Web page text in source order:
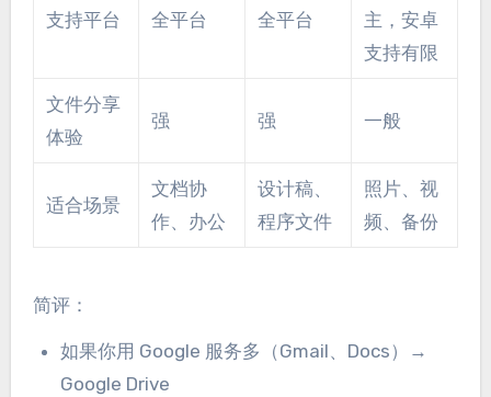
支持平台 全平台 全平台
主，安卓
支持有限
文件分享
体验
强 强 一般
适合场景
文档协
作、办公
设计稿、
程序文件
照片、视
频、备份
简评：
如果你用 Google 服务多（Gmail、Docs）→
Google Drive